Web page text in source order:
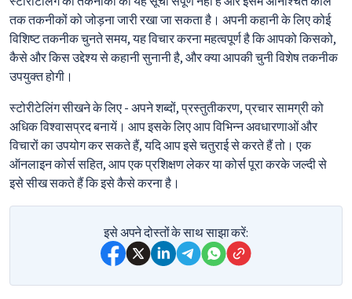
तक तकनीकों को जोड़ना जारी रखा जा सकता है। अपनी कहानी के लिए कोई
विशिष्ट तकनीक चुनते समय, यह विचार करना महत्वपूर्ण है कि आपको किसको,
कैसे और किस उद्देश्य से कहानी सुनानी है, और क्या आपकी चुनी विशेष तकनीक
उपयुक्त होगी।
स्टोरीटेलिंग सीखने के लिए - अपने शब्दों, प्रस्तुतीकरण, प्रचार सामग्री को
अधिक विश्वासप्रद बनायें। आप इसके लिए आप विभिन्न अवधारणाओं और
विचारों का उपयोग कर सकते हैं, यदि आप इसे चतुराई से करते हैं तो। एक
ऑनलाइन कोर्स सहित, आप एक प्रशिक्षण लेकर या कोर्स पूरा करके जल्दी से
इसे सीख सकते हैं कि इसे कैसे करना है।
इसे अपने दोस्तों के साथ साझा करें: